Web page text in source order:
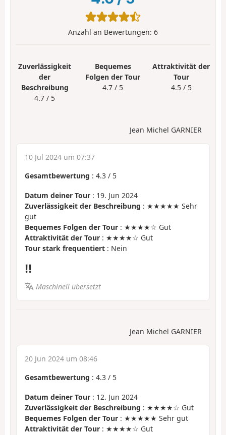
Anzahl an Bewertungen: 6
Zuverlässigkeit
der
Beschreibung
4.7 / 5
Bequemes
Folgen der Tour
4.7 / 5
Attraktivität der
Tour
4.5 / 5
Jean Michel GARNIER
10 Jul 2024 um 07:37
Gesamtbewertung : 4.3 / 5
Datum deiner Tour : 19. Jun 2024
Zuverlässigkeit der Beschreibung : ★★★★★ Sehr
gut
Bequemes Folgen der Tour : ★★★★☆ Gut
Attraktivität der Tour : ★★★★☆ Gut
Tour stark frequentiert : Nein
!!
Maschinell übersetzt
Jean Michel GARNIER
20 Jun 2024 um 08:46
Gesamtbewertung : 4.3 / 5
Datum deiner Tour : 12. Jun 2024
Zuverlässigkeit der Beschreibung : ★★★★☆ Gut
Bequemes Folgen der Tour : ★★★★★ Sehr gut
Attraktivität der Tour : ★★★★☆ Gut